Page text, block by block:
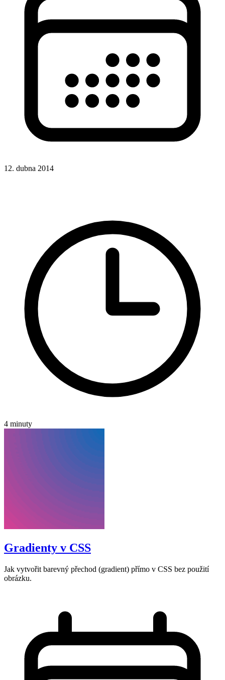
12. dubna 2014
4 minuty
Gradienty v CSS
Jak vytvořit barevný přechod (gradient) přímo v CSS bez použití
obrázku.